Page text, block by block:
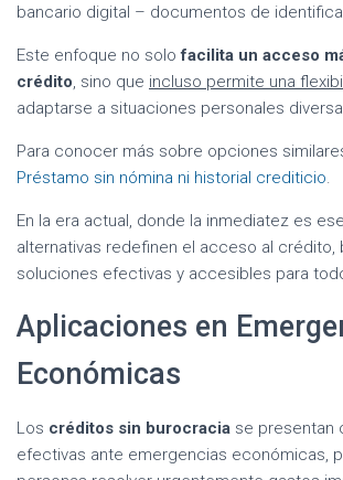
bancario digital – documentos de
Este enfoque no solofacilita un acceso
crédito, sino que incluso permite una
adaptarse a situaciones personales
Para conocer más sobre opciones
Préstamo sin nómina ni historial crediticio.
En la era actual, donde la inmediatez es
alternativas redefinen el acceso al crédito,
soluciones efectivas y accesibles para
Aplicaciones en
Económicas
Los créditos sin burocracia se presentan
efectivas ante emergencias económicas,